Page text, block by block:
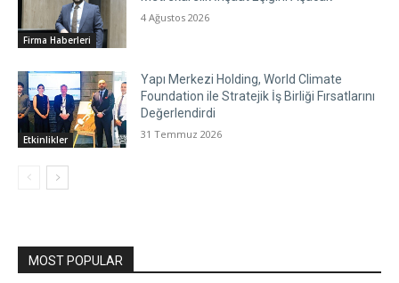
Firma Haberleri
4 Ağustos 2026
Etkinlikler
Yapı Merkezi Holding, World Climate
Foundation ile Stratejik İş Birliği Fırsatlarını
Değerlendirdi
31 Temmuz 2026
MOST POPULAR